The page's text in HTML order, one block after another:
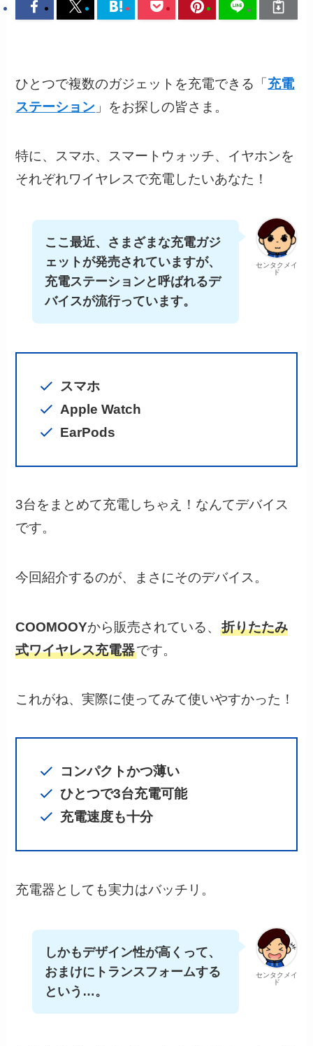
ひとつで複数のガジェットを充電できる「充電
ステーション 」をお探しの皆さま。
特に、スマホ、スマートウォッチ、イヤホンを
それぞれワイヤレスで充電したいあなた！
センタクメイ
ド
ここ最近、さまざまな充電ガジ
ェットが発売されていますが、
充電ステーションと呼ばれるデ
バイスが流行っています。
スマホ
Apple Watch
EarPods
3台をまとめて充電しちゃえ！なんてデバイス
です。
今回紹介するのが、まさにそのデバイス。
COOMOOYから販売されている、折りたたみ
式ワイヤレス充電器です。
これがね、実際に使ってみて使いやすかった！
コンパクトかつ薄い
ひとつで3台充電可能
充電速度も十分
充電器としても実力はバッチリ。
センタクメイ
ド
しかもデザイン性が高くって、
おまけにトランスフォームする
という…。